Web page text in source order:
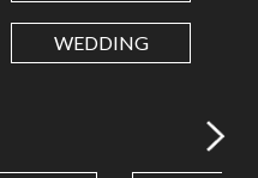
(.) as decimal separator.
WEDDING